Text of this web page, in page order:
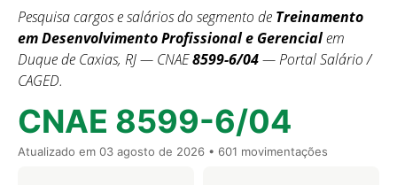
Pesquisa cargos e salários do segmento de Treinamento
em Desenvolvimento Profissional e Gerencialem
Duque de Caxias, RJ — CNAE8599-6/04— Portal Salário /
CAGED.
CNAE 8599-6/04
Atualizado em 03 agosto de 2026 • 601 movimentações